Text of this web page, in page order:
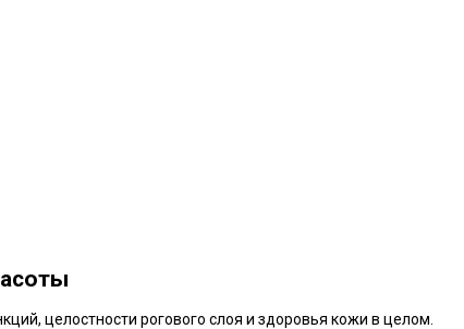
целостности рогового слоя и здоровья кожи в целом.